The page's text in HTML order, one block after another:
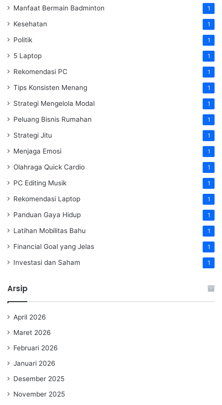
Manfaat Bermain Badminton 1
Kesehatan 1
Politik 1
5 Laptop 1
Rekomendasi PC 1
Tips Konsisten Menang 1
Strategi Mengelola Modal 1
Peluang Bisnis Rumahan 1
Strategi Jitu 1
Menjaga Emosi 1
Olahraga Quick Cardio 1
PC Editing Musik 1
Rekomendasi Laptop 1
Panduan Gaya Hidup 1
Latihan Mobilitas Bahu 1
Financial Goal yang Jelas 1
Investasi dan Saham 1
Arsip
April 2026
Maret 2026
Februari 2026
Januari 2026
Desember 2025
November 2025